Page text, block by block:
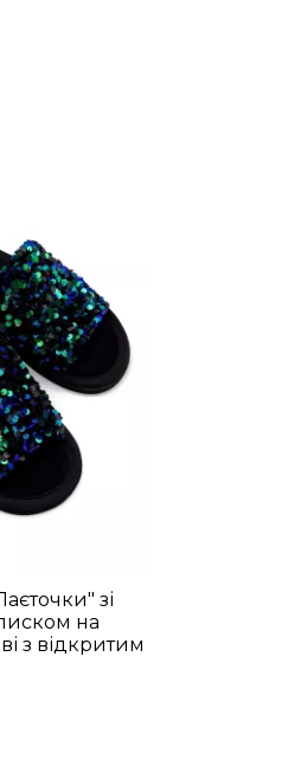
зі
на
з відкритим